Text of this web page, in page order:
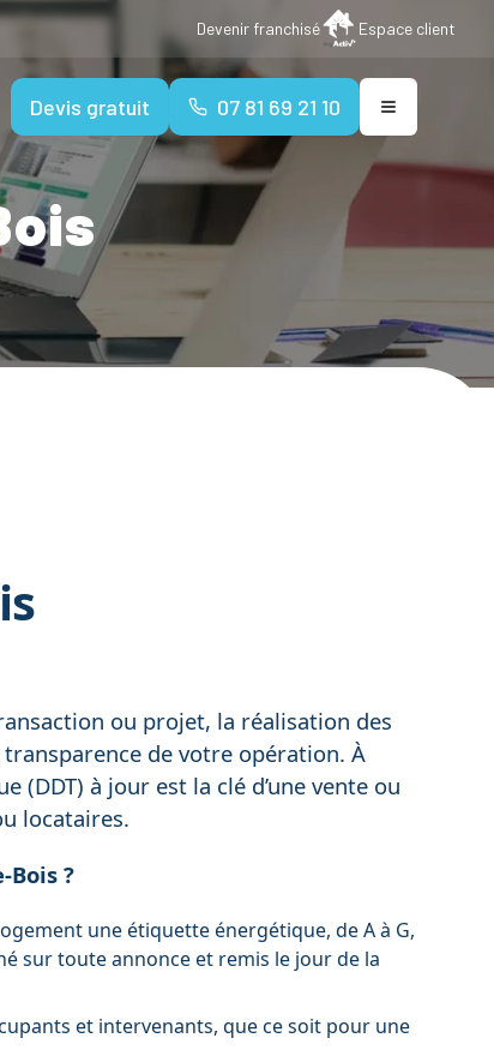
Devenir franchisé Espace client
Devis gratuit 07 81 69 21 10
ou projet, la réalisation des
de votre opération. À
(DDT) à jour est la clé d’une vente ou
locataires.
?
une étiquette énergétique, de A à G,
sur toute annonce et remis le jour de la
et intervenants, que ce soit pour une